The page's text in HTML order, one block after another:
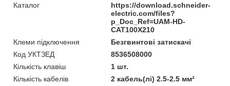
Каталог
https://download.schneider-
electric.com/files?
p_Doc_Ref=UAM-HD-
CAT100X210
Клеми підключення
Безгвинтові затискачі
Код УКТЗЕД
8536508000
Кількість клавіш
1 шт.
Кількість кабелів
2 кабель(лі) 2.5-2.5 мм²